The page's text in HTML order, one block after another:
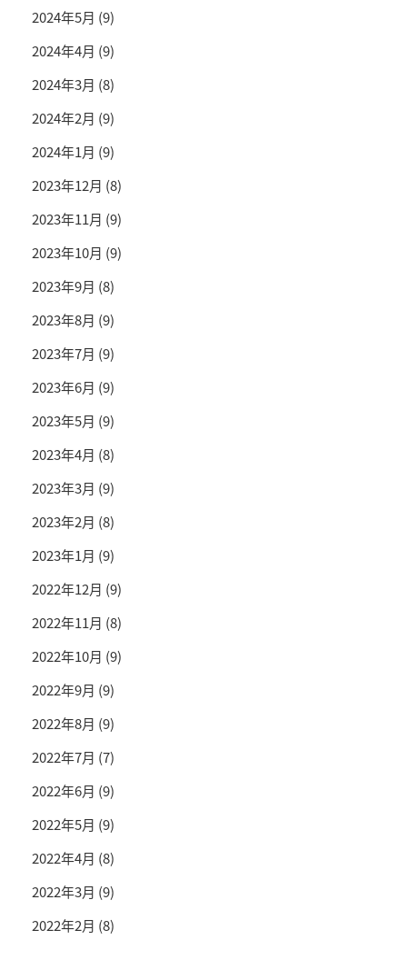
2024年5月 (9)
2024年4月 (9)
2024年3月 (8)
2024年2月 (9)
2024年1月 (9)
2023年12月 (8)
2023年11月 (9)
2023年10月 (9)
2023年9月 (8)
2023年8月 (9)
2023年7月 (9)
2023年6月 (9)
2023年5月 (9)
2023年4月 (8)
2023年3月 (9)
2023年2月 (8)
2023年1月 (9)
2022年12月 (9)
2022年11月 (8)
2022年10月 (9)
2022年9月 (9)
2022年8月 (9)
2022年7月 (7)
2022年6月 (9)
2022年5月 (9)
2022年4月 (8)
2022年3月 (9)
2022年2月 (8)